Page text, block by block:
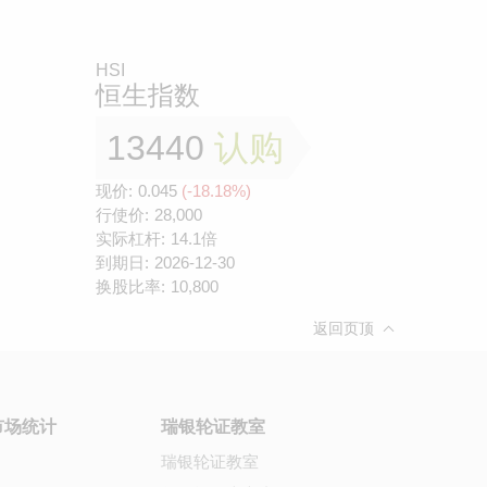
HSI
恒生指数
13440 认购
现价: 0.045 (-18.18%)
行使价: 28,000
实际杠杆: 14.1倍
到期日: 2026-12-30
换股比率: 10,800
返回页顶
场统计
瑞银轮证教室
瑞银轮证教室